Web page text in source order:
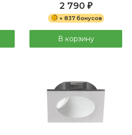
2 790 ₽
+ 837 бонусов
В корзину